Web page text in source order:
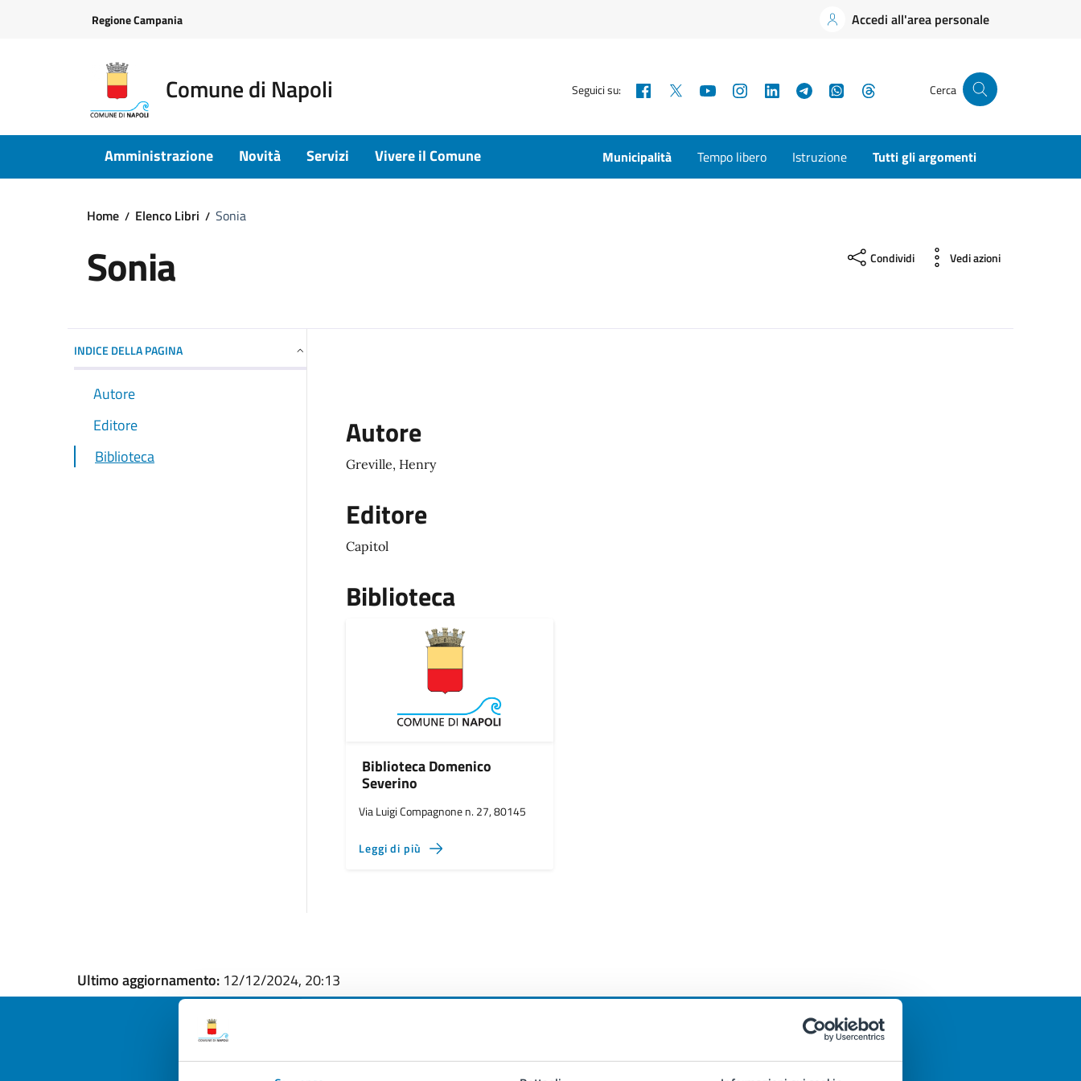
Regione Campania Accedi all'area personale
Comune di Napoli Seguici su: Facebook YouTubeInstagramLinkedInTelegramWhatsApp Cerca
Amministrazione Novità Servizi Vivere il Comune Municipalità Tempo libero Istruzione Tutti gli argomenti
Home Elenco Libri Sonia
Sonia Condividi Vedi azioni
INDICE DELLA PAGINA
Autore
Editore
Biblioteca
Autore
Greville, Henry
Editore
Capitol
Biblioteca
Biblioteca Domenico
Severino
Via Luigi Compagnone n. 27, 80145
Leggi di più
Ultimo aggiornamento: 12/12/2024, 20:13